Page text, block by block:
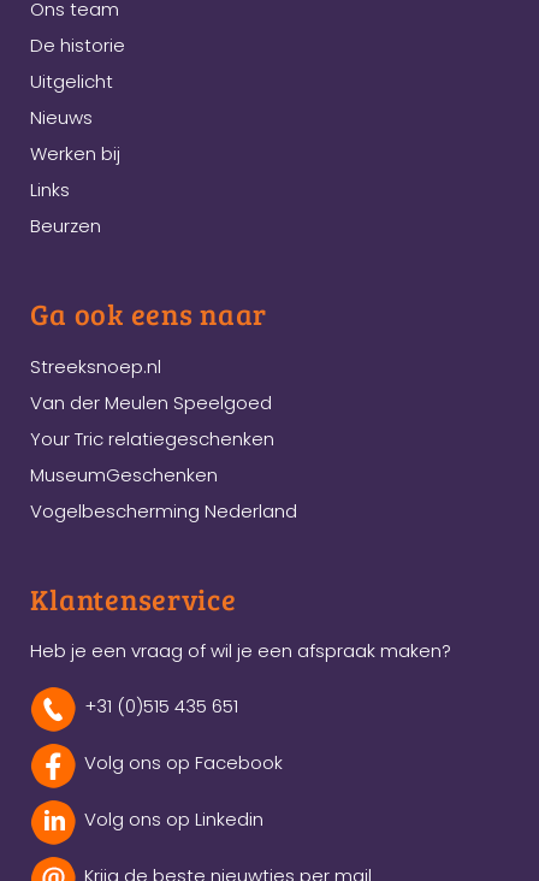
Ons team
De historie
Uitgelicht
Nieuws
Werken bij
Links
Beurzen
Ga ook eens naar
Streeksnoep.nl
Van der Meulen Speelgoed
Your Tric relatiegeschenken
MuseumGeschenken
Vogelbescherming Nederland
Klantenservice
Heb je een vraag of wil je een afspraak maken?
+31 (0)515 435 651
Volg ons op Facebook
Volg ons op Linkedin
Krijg de beste nieuwtjes per mail